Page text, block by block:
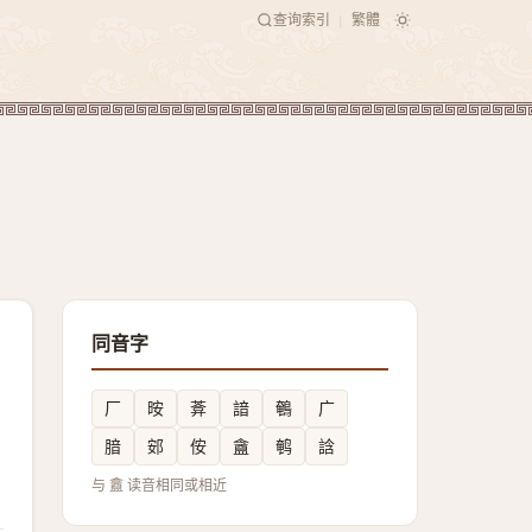
查询索引 繁體
同音字
厂 㫨 葊 諳 鵪
广
腤
䢿 侒 盦 鹌 誝
与 盫 读音相同或相近